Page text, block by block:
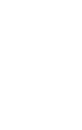
а также трендах,